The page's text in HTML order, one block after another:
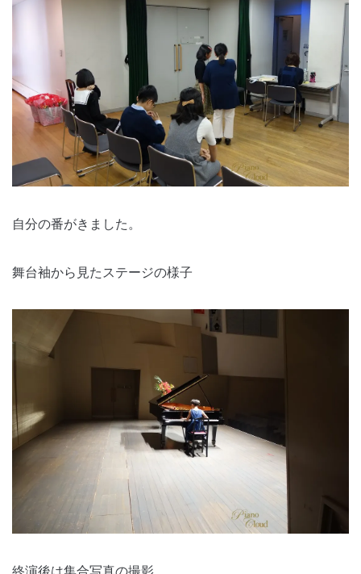
自分の番がきました。
舞台袖から見たステージの様子